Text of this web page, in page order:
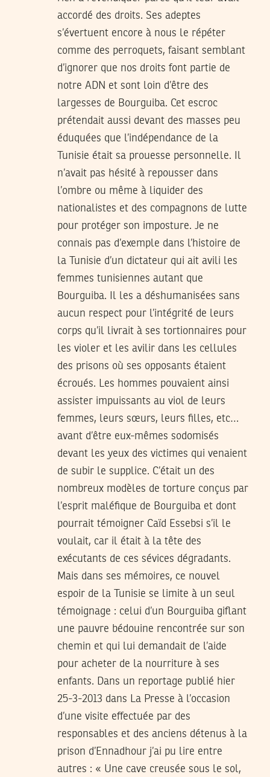
accordé des droits. Ses adeptes
s’évertuent encore à nous le répéter
comme des perroquets, faisant semblant
d’ignorer que nos droits font partie de
notre ADN et sont loin d’être des
largesses de Bourguiba. Cet escroc
prétendait aussi devant des masses peu
éduquées que l’indépendance de la
Tunisie était sa prouesse personnelle. Il
n’avait pas hésité à repousser dans
l’ombre ou même à liquider des
nationalistes et des compagnons de lutte
pour protéger son imposture. Je ne
connais pas d’exemple dans l’histoire de
la Tunisie d’un dictateur qui ait avili les
femmes tunisiennes autant que
Bourguiba. Il les a déshumanisées sans
aucun respect pour l’intégrité de leurs
corps qu’il livrait à ses tortionnaires pour
les violer et les avilir dans les cellules
des prisons où ses opposants étaient
écroués. Les hommes pouvaient ainsi
assister impuissants au viol de leurs
femmes, leurs sœurs, leurs filles, etc…
avant d’être eux-mêmes sodomisés
devant les yeux des victimes qui venaient
de subir le supplice. C’était un des
nombreux modèles de torture conçus par
l’esprit maléfique de Bourguiba et dont
pourrait témoigner Caïd Essebsi s’il le
voulait, car il était à la tête des
exécutants de ces sévices dégradants.
Mais dans ses mémoires, ce nouvel
espoir de la Tunisie se limite à un seul
témoignage : celui d’un Bourguiba giflant
une pauvre bédouine rencontrée sur son
chemin et qui lui demandait de l’aide
pour acheter de la nourriture à ses
enfants. Dans un reportage publié hier
25-3-2013 dans La Presse à l’occasion
d’une visite effectuée par des
responsables et des anciens détenus à la
prison d’Ennadhour j’ai pu lire entre
autres : « Une cave creusée sous le sol,